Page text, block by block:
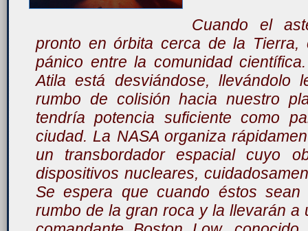
Cuando el
pronto en órbita cerca de la Tierra,
pánico entre la comunidad
Atila está desviándose, llevándolo
rumbo de colisión hacia nuestro
tendría potencia suficiente como
ciudad. La NASA organiza
un transbordador espacial cuyo
dispositivos nucleares,
Se espera que cuando éstos sean
rumbo de la gran roca y la llevarán a